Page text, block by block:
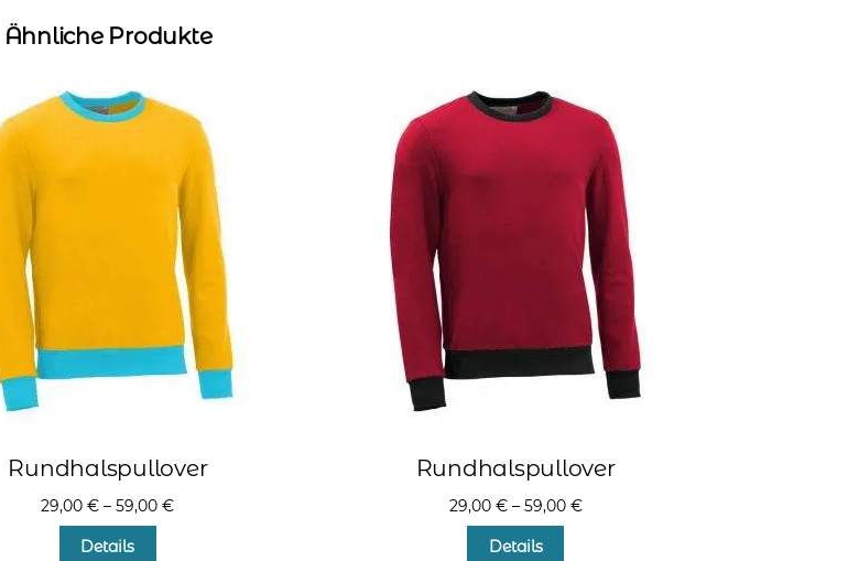
Ähnliche Produkte
Rundhalspullover
29,00€ –59,00€
Details
Rundhalspullover
29,00 €– 59,00 €
Details